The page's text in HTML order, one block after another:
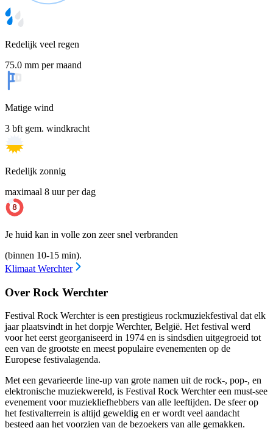
Redelijk veel regen
75.0 mm per maand
Matige wind
3 bft gem. windkracht
Redelijk zonnig
maximaal 8 uur per dag
Je huid kan in volle zon zeer snel verbranden
(binnen 10-15 min).
Klimaat Werchter
Over Rock Werchter
Festival Rock Werchter is een prestigieus rockmuziekfestival dat elk
jaar plaatsvindt in het dorpje Werchter, België. Het festival werd
voor het eerst georganiseerd in 1974 en is sindsdien uitgegroeid tot
een van de grootste en meest populaire evenementen op de
Europese festivalagenda.
Met een gevarieerde line-up van grote namen uit de rock-, pop-, en
elektronische muziekwereld, is Festival Rock Werchter een must-see
evenement voor muziekliefhebbers van alle leeftijden. De sfeer op
het festivalterrein is altijd geweldig en er wordt veel aandacht
besteed aan het voorzien van de bezoekers van alle gemakken.